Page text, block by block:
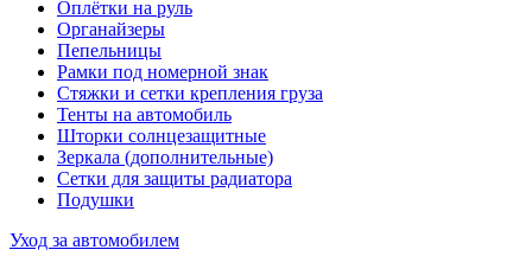
Оплётки на руль
Органайзеры
Пепельницы
Рамки под номерной знак
Стяжки и сетки крепления груза
Тенты на автомобиль
Шторки солнцезащитные
Зеркала (дополнительные)
Сетки для защиты радиатора
Подушки
Уход за автомобилем